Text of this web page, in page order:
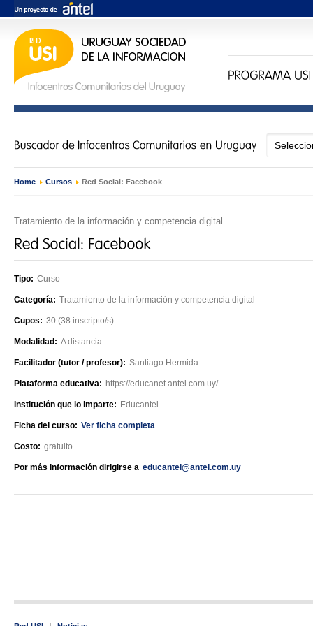
Home › Cursos › Red Social: Facebook
Tratamiento de la información y competencia digital
Tipo: Curso
Categoría: Tratamiento de la información y competencia digital
Cupos: 30 (38 inscripto/s)
Modalidad: A distancia
Facilitador (tutor / profesor): Santiago Hermida
Plataforma educativa: https://educanet.antel.com.uy/
Institución que lo imparte: Educantel
Ficha del curso: Ver ficha completa
Costo: gratuito
Por más información dirigirse a educantel@antel.com.uy